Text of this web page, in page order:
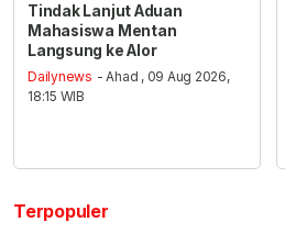
Tindak Lanjut Aduan
Mahasiswa Mentan
Langsung ke Alor
Dailynews - Ahad , 09 Aug 2026,
18:15 WIB
Terpopuler